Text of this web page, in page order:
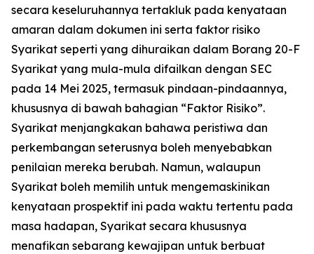
secara keseluruhannya tertakluk pada kenyataan
amaran dalam dokumen ini serta faktor risiko
Syarikat seperti yang dihuraikan dalam Borang 20-F
Syarikat yang mula-mula difailkan dengan SEC
pada 14 Mei 2025, termasuk pindaan-pindaannya,
khususnya di bawah bahagian “Faktor Risiko”.
Syarikat menjangkakan bahawa peristiwa dan
perkembangan seterusnya boleh menyebabkan
penilaian mereka berubah. Namun, walaupun
Syarikat boleh memilih untuk mengemaskinikan
kenyataan prospektif ini pada waktu tertentu pada
masa hadapan, Syarikat secara khususnya
menafikan sebarang kewajipan untuk berbuat